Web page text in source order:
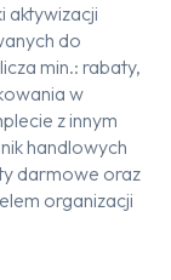
aktywizacji
do
min.: rabaty,
w
z innym
handlowych
darmowe oraz
organizacji